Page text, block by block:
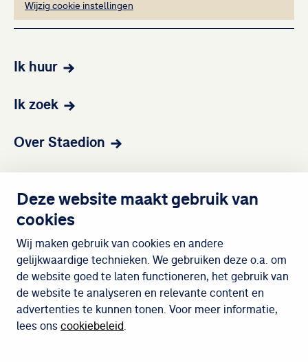
Deze website maakt gebruik van
cookies
Wij maken gebruik van cookies en andere
gelijkwaardige technieken. We gebruiken deze o.a. om
de website goed te laten functioneren, het gebruik van
de website te analyseren en relevante content en
advertenties te kunnen tonen. Voor meer informatie,
lees ons cookiebeleid
Wijzig cookie instellingen
Ik huur
Ik zoek
Over Staedion
Wijken
Meedoen